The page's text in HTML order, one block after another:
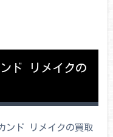
ド リメイクの
ンド リメイクの買取